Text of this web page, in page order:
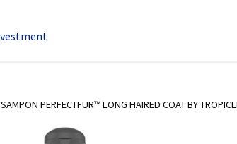
Investment
SAMPON PERFECTFUR™ LONG HAIRED COAT BY